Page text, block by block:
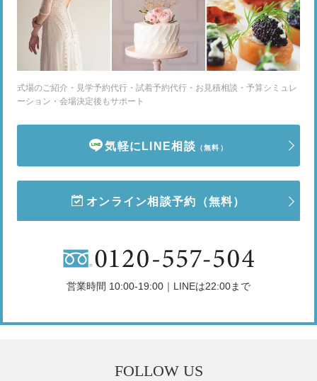
式場のご紹介・見学予約代行・試着予約代行・お見積相談・予算シミュレ
ーション・会場決定後もサポート
気軽にLINE相談 （無料）
オンライン相談予約 （無料）
営業時間 10:00-19:00｜LINEは22:00まで
FOLLOW US